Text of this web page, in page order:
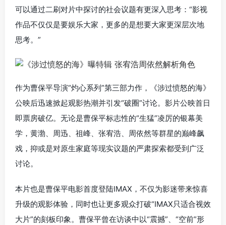
可以通过二刷对片中探讨的社会议题有更深入思考：“影视
作品不仅仅是要娱乐大家，更多的是想要大家更深层次地
思考。”
作为曹保平导演“灼心系列”第三部力作，《涉过愤怒的海》
公映后迅速掀起观影热潮并引发“破圈”讨论。影片公映首日
即票房破亿。无论是曹保平标志性的“生猛”凌厉的银幕美
学，黄渤、周迅、祖峰、张宥浩、周依然等群星的巅峰飙
戏，抑或是对原生家庭等现实议题的严肃探索都受到广泛
讨论。
本片也是曹保平电影首度登陆IMAX，不仅为影迷带来惊喜
升级的观影体验，同时也让更多观众打破“IMAX只适合视效
大片”的刻板印象。曹保平曾在访谈中以“震撼”、“空前”形